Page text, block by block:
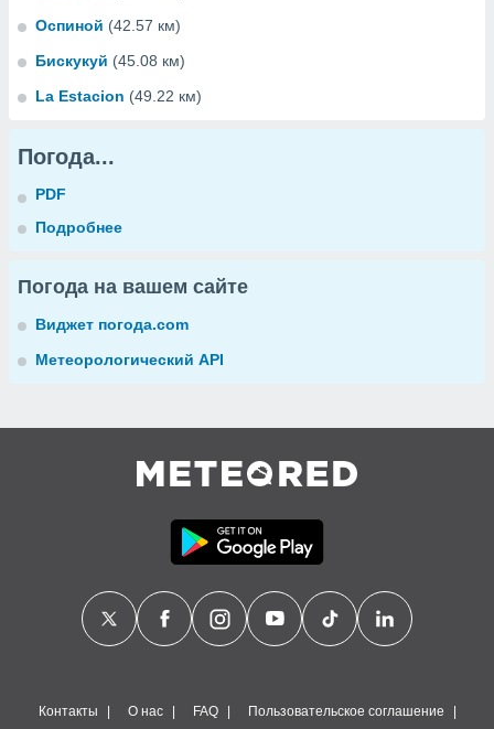
Оспиной (42.57 км)
Бискукуй (45.08 км)
La Estacion (49.22 км)
Погода...
PDF
Подробнее
Погода на вашем сайте
Виджет погода.com
Метеорологический API
Контакты О нас FAQ Пользовательское соглашение